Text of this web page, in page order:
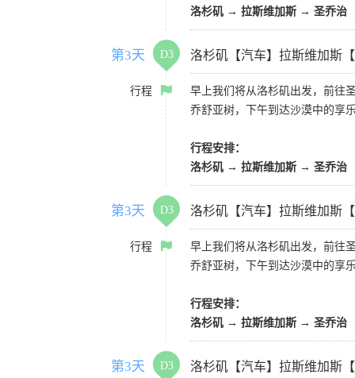
洛杉矶 → 拉斯维加斯 → 圣乔治
第3天 D3 洛杉矶【汽车】拉斯维加斯
行程
早上我们将从洛杉矶出发，前往
乔舒亚树，下午到达沙漠中的享
行程安排：
洛杉矶 → 拉斯维加斯 → 圣乔治
第3天 D3 洛杉矶【汽车】拉斯维加斯
行程
早上我们将从洛杉矶出发，前往
乔舒亚树，下午到达沙漠中的享
行程安排：
洛杉矶 → 拉斯维加斯 → 圣乔治
第3天 D3 洛杉矶【汽车】拉斯维加斯